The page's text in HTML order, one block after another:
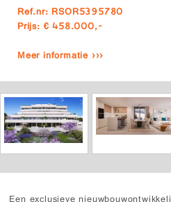
Ref.nr: RSOR5395780
Prijs: € 458.000,-
Meer informatie ›››